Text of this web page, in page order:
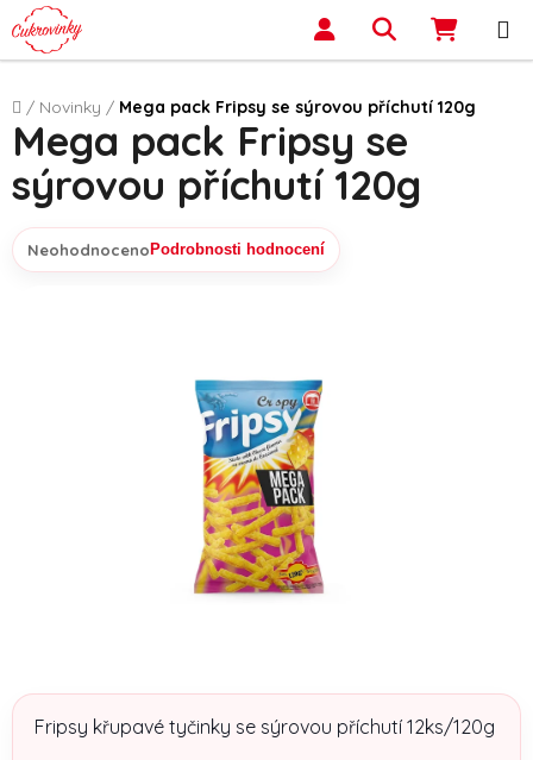
Přejít na obsah Hledat
Domů
/ Novinky / Mega pack Fripsy se sýrovou příchutí 120g
Fripsy křupavé tyčinky se sýrovou příchutí 12ks/120g
Mega pack Fripsy se
sýrovou příchutí 120g
Průměrné hodnocení produktu je 0,0 z 5 hvězdiček.
Neohodnoceno Podrobnosti hodnocení